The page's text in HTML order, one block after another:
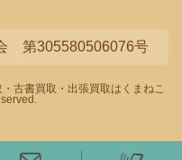
第305580506076号
古書買取・出張買取はくまねこ